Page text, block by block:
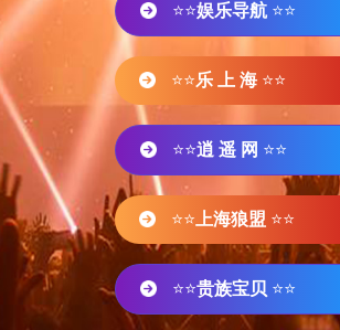
⭐⭐娱乐导航 ⭐⭐
⭐⭐乐 上 海 ⭐⭐
⭐⭐逍 遥 网 ⭐⭐
⭐⭐ 上海狼盟 ⭐⭐
⭐⭐贵族宝贝 ⭐⭐